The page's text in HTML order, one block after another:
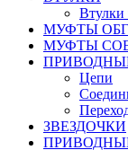
Втулки
МУФТЫ
МУФТЫ
Цепи
ЗВЕЗДОЧКИ